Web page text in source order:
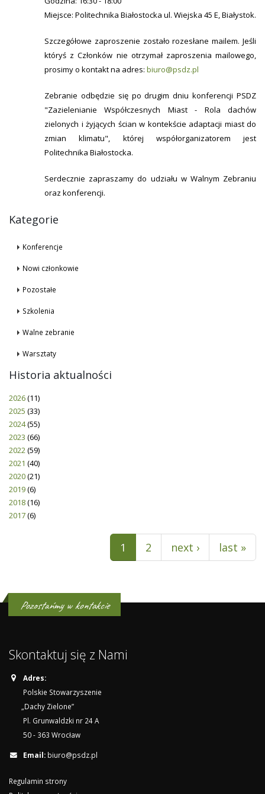
Miejsce: Politechnika Białostocka ul. Wiejska 45 E, Białystok.
Szczegółowe zaproszenie zostało rozesłane mailem. Jeśli
któryś z Członków nie otrzymał zaproszenia mailowego,
prosimy o kontakt na adres: biuro@psdz.pl
Zebranie odbędzie się po drugim dniu konferencji PSDZ
"Zazielenianie Współczesnych Miast - Rola dachów
zielonych i żyjących ścian w kontekście adaptacji miast do
zmian klimatu", której współorganizatorem jest
Politechnika Białostocka.
Serdecznie zapraszamy do udziału w Walnym Zebraniu
oraz konferencji.
Kategorie
Konferencje
Nowi członkowie
Pozostałe
Szkolenia
Walne zebranie
Warsztaty
Historia aktualności
2026(11)
2025 (33)
2024(55)
2023 (66)
2022(59)
2021 (40)
2020(21)
2019(6)
2018(16)
2017(6)
1 2 next › last »
Pozostańmy w kontakcie
Skontaktuj się z Nami
Adres:
Polskie Stowarzyszenie
„Dachy Zielone”
Pl. Grunwaldzki nr 24 A
50 - 363 Wrocław
Email: biuro@psdz.pl
Regulamin strony